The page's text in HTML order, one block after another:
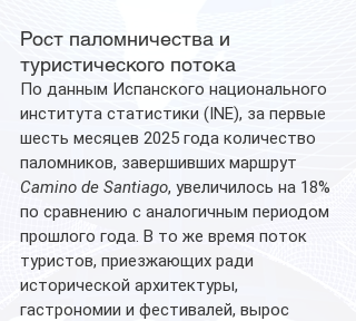
Рост паломничества и
туристического потока
По данным Испанского национального
института статистики (INE), за первые
шесть месяцев 2025 года количество
паломников, завершивших маршрут
Camino de Santiago, увеличилось на 18%
по сравнению с аналогичным периодом
прошлого года. В то же время поток
туристов, приезжающих ради
исторической архитектуры,
гастрономии и фестивалей, вырос